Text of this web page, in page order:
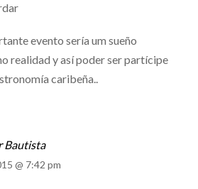
evento sería um sueño
realidad y así poder ser partícipe
caribeña..
Bautista
@ 7:42 pm